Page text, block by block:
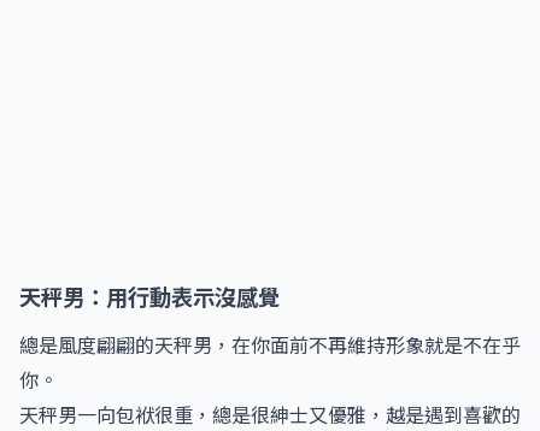
天秤男：用行動表示沒感覺
總是風度翩翩的天秤男，在你面前不再維持形象就是不在乎
你。
天秤男一向包袱很重，總是很紳士又優雅，越是遇到喜歡的